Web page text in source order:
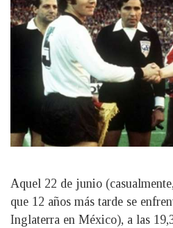
Aquel 22 de junio
que 12 años más tarde se
Inglaterra en México), a las